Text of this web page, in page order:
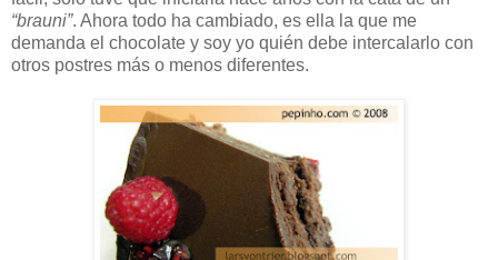
“brauni”. Ahora todo ha cambiado, es ella la que me
demanda el chocolate y soy yo quién debe intercalarlo con
otros postres más o menos diferentes.